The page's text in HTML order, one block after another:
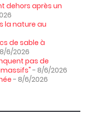
dehors après un
la nature au
de sable à
6/2026
pas de
- 8/6/2026
- 8/6/2026